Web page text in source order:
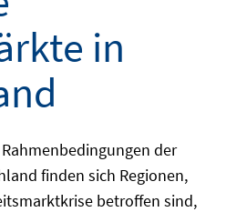
in
der
finden sich Regionen,
betroffen sind,